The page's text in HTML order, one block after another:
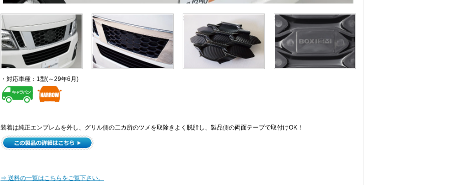
・対応車種：1型(～29年6月)
装着は純正エンブレムを外し、グリル側の二カ所のツメを取除きよく脱脂し、製品側の両面テープで取付けOK！
⇒ 送料の一覧はこちらをご覧下さい。